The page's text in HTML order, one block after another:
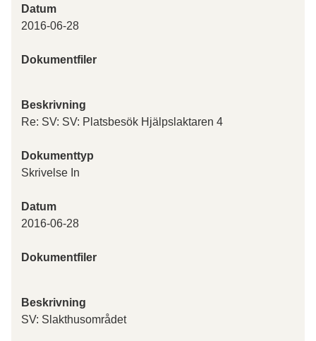
Datum
2016-06-28
Dokumentfiler
Beskrivning
Re: SV: SV: Platsbesök Hjälpslaktaren 4
Dokumenttyp
Skrivelse In
Datum
2016-06-28
Dokumentfiler
Beskrivning
SV: Slakthusområdet